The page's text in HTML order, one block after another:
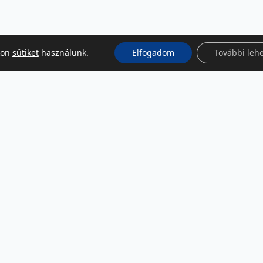
sütikethasználunk. Elfogadom További